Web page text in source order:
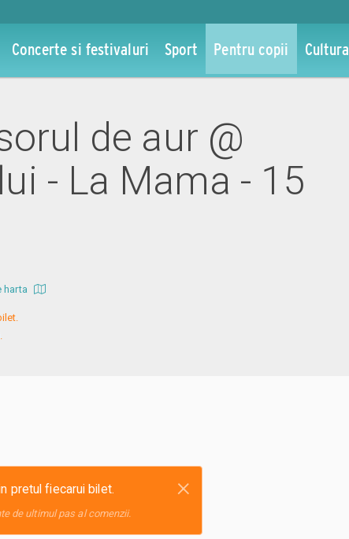
Concerte si festivaluri Sport Pentru copii Cultura
de aur @
- La Mama - 15
harta
×
pretul fiecarui bilet.
de ultimul pas al comenzii.